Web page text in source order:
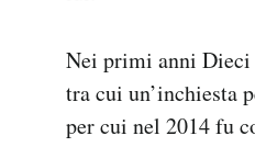
Nei primi anni
tra cui un’inchiesta
per cui nel 2014 fu